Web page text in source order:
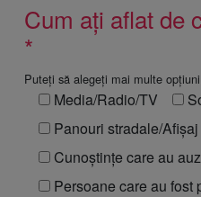
Cum ați aflat de
*
Puteți să alegeți mai multe opțiuni.
Media/Radio/TV
Panouri stradale/
Cunoștințe care au
Persoane care au